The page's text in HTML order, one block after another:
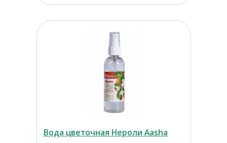
Вода цветочная Нероли Aasha